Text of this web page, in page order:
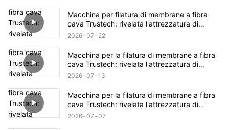
Macchina per filatura di membrane a fibra
cava Trustech: rivelata l'attrezzatura di
filatura NIPS (17)
2026 07 22
Macchina per la filatura di membrane a fibra
cava Trustech: rivelata l'attrezzatura di
filatura NIPS (16)
2026 07 13
Macchina per la filatura di membrane a fibra
cava Trustech: rivelata l'attrezzatura di
filatura NIPS (15)
2026 07 07